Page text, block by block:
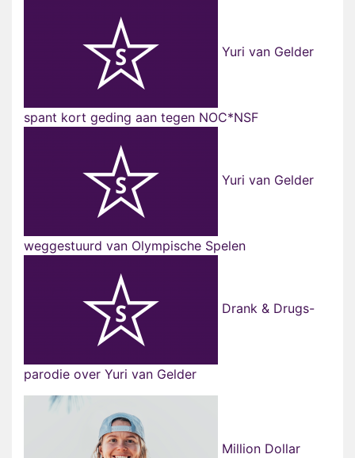
Yuri van Gelder
spant kort geding aan tegen NOC*NSF
Yuri van Gelder
weggestuurd van Olympische Spelen
Drank & Drugs-
parodie over Yuri van Gelder
Million Dollar